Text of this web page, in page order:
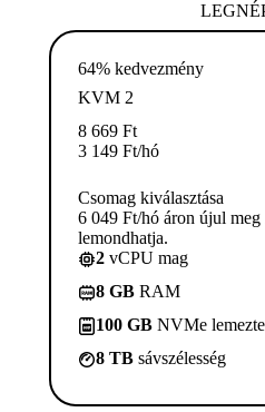
64% kedvezmény
KVM 2
8 669 Ft
3 149 Ft/hó
Csomag kiválasztása
6 049 Ft/hó áron újul
lemondhatja.
2 vCPU mag
8 GB RAM
100 GB NVMe
8 TB sávszélesség